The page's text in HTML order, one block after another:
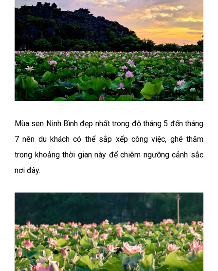
Mùa sen Ninh Bình đẹp nhất trong độ tháng 5 đến tháng
7 nên du khách có thể sắp xếp công việc, ghé thăm
trong khoảng thời gian này để chiêm ngưỡng cảnh sắc
nơi đây.